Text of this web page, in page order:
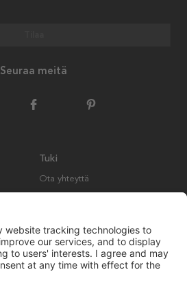
Seuraa meitä
Tuki
Ota yhteyttä
Palautukset ja vaatimukset